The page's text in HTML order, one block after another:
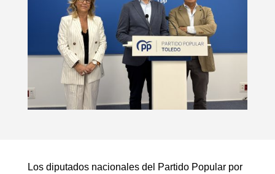
Los diputados nacionales del Partido Popular por